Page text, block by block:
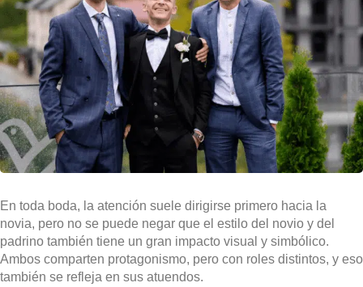
En toda boda, la atención suele dirigirse primero hacia la
novia, pero no se puede negar que el estilo del novio y del
padrino también tiene un gran impacto visual y simbólico.
Ambos comparten protagonismo, pero con roles distintos, y eso
también se refleja en sus atuendos.